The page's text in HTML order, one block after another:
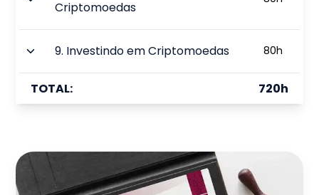
Criptomoedas
9. Investindo em Criptomoedas 80h
TOTAL: 720h